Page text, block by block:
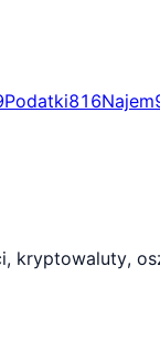
Podatki816Najem
kryptowaluty,